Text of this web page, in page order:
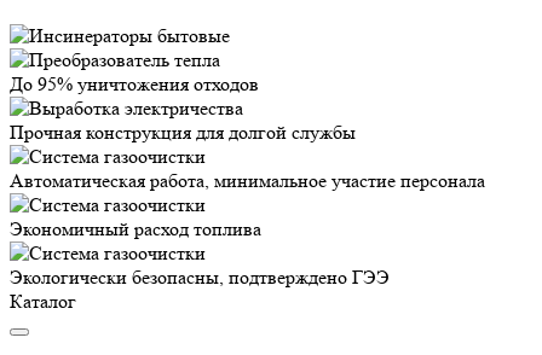
До 95% уничтожения отходов
Прочная конструкция для долгой службы
Автоматическая работа, минимальное участие персонала
Экономичный расход топлива
Экологически безопасны, подтверждено ГЭЭ
Каталог